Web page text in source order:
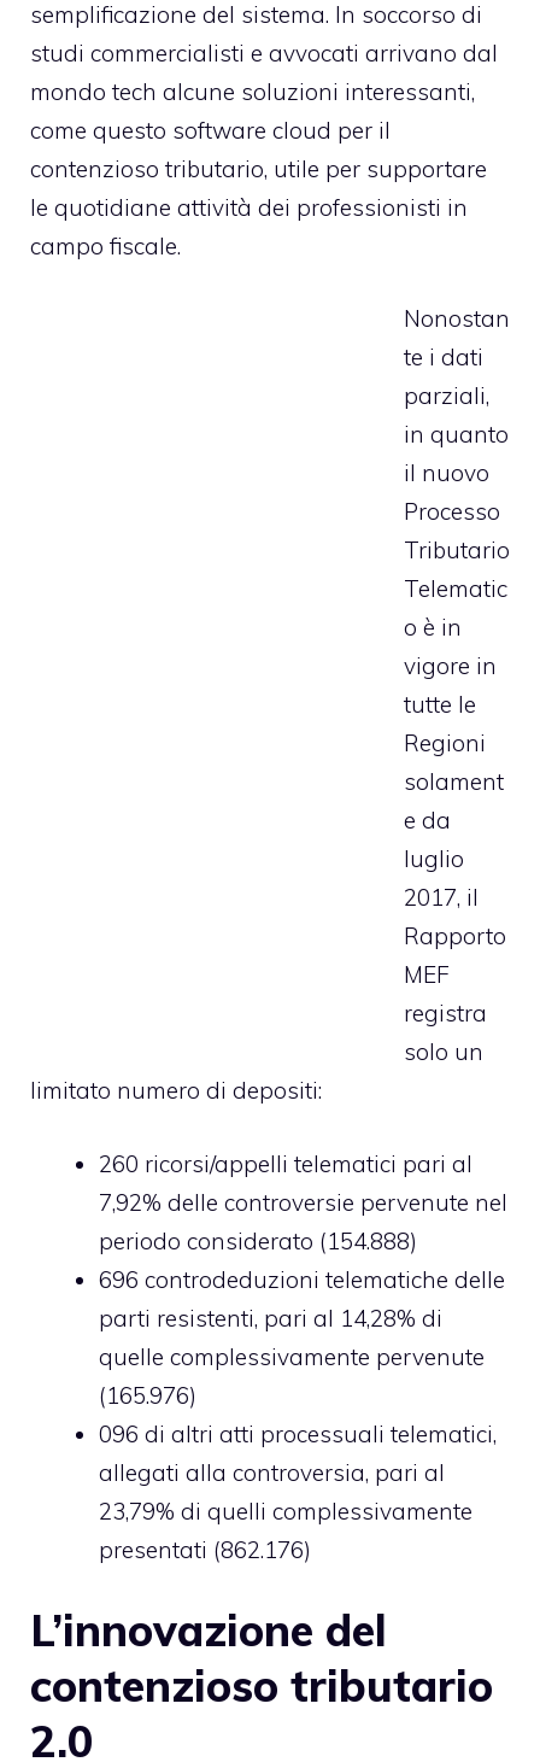
semplificazione del sistema. In soccorso di
studi commercialisti e avvocati arrivano dal
mondo tech alcune soluzioni interessanti,
come questo software cloud per il
contenzioso tributario, utile per supportare
le quotidiane attività dei professionisti in
campo fiscale.
Nonostan
te i dati
parziali,
in quanto
il nuovo
Processo
Tributario
Telematic
o è in
vigore in
tutte le
Regioni
solament
e da
luglio
2017, il
Rapporto
MEF
registra
solo un
limitato numero di depositi:
260 ricorsi/appelli telematici pari al
7,92% delle controversie pervenute nel
periodo considerato (154.888)
696 controdeduzioni telematiche delle
parti resistenti, pari al 14,28% di
quelle complessivamente pervenute
(165.976)
096 di altri atti processuali telematici,
allegati alla controversia, pari al
23,79% di quelli complessivamente
presentati (862.176)
L’innovazione del
contenzioso tributario
2.0